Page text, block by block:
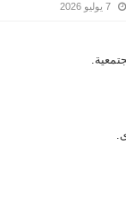
7 يوليو 2026